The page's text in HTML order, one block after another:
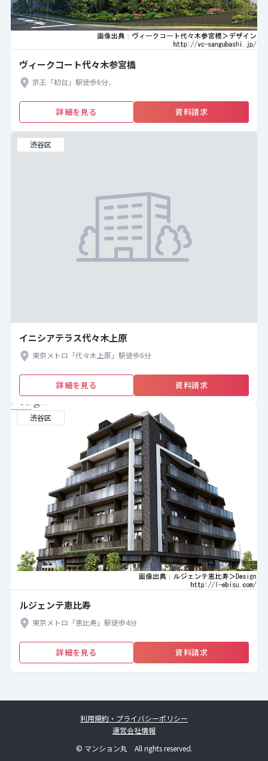
ヴィークコート代々木参宮橋
京王「初台」駅徒歩6分、
詳細を見る 資料請求
渋谷区
イニシアテラス代々木上原
東京メトロ「代々木上原」駅徒歩6分
詳細を見る 資料請求
渋谷区
ルジェンテ恵比寿
東京メトロ「恵比寿」駅徒歩4分
詳細を見る 資料請求
利用規約・プライバシーポリシー
運営会社情報
© マンション丸 All rights reserved.